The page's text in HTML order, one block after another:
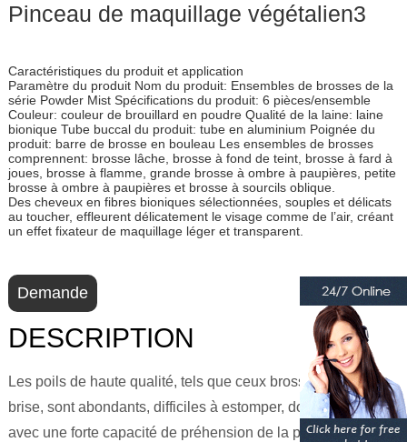
Pinceau de maquillage végétalien3
Caractéristiques du produit et application
Paramètre du produit Nom du produit: Ensembles de brosses de la
série Powder Mist Spécifications du produit: 6 pièces/ensemble
Couleur: couleur de brouillard en poudre Qualité de la laine: laine
bionique Tube buccal du produit: tube en aluminium Poignée du
produit: barre de brosse en bouleau Les ensembles de brosses
comprennent: brosse lâche, brosse à fond de teint, brosse à fard à
joues, brosse à flamme, grande brosse à ombre à paupières, petite
brosse à ombre à paupières et brosse à sourcils oblique.
Des cheveux en fibres bioniques sélectionnées, souples et délicats
au toucher, effleurent délicatement le visage comme de l’air, créant
un effet fixateur de maquillage léger et transparent.
Demande
DESCRIPTION
Les poils de haute qualité, tels que ceux brossés par la
brise, sont abondants, difficiles à estomper, doux et délicats,
avec une forte capacité de préhension de la poudre, un type